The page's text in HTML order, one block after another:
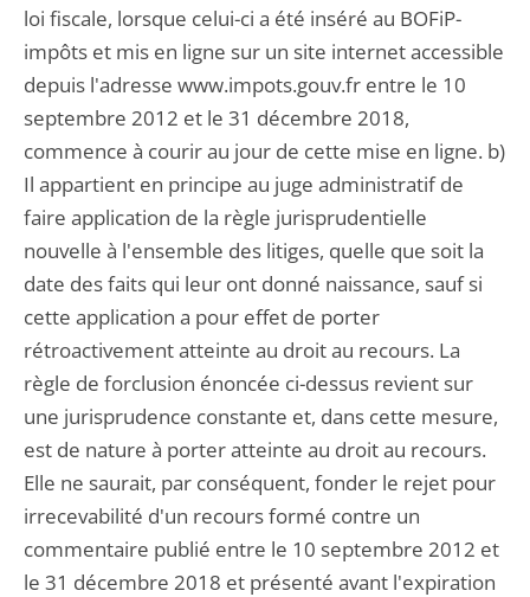
loi fiscale, lorsque celui-ci a été inséré au BOFiP-
impôts et mis en ligne sur un site internet accessible
depuis l'adresse www.impots.gouv.fr entre le 10
septembre 2012 et le 31 décembre 2018,
commence à courir au jour de cette mise en ligne. b)
Il appartient en principe au juge administratif de
faire application de la règle jurisprudentielle
nouvelle à l'ensemble des litiges, quelle que soit la
date des faits qui leur ont donné naissance, sauf si
cette application a pour effet de porter
rétroactivement atteinte au droit au recours. La
règle de forclusion énoncée ci-dessus revient sur
une jurisprudence constante et, dans cette mesure,
est de nature à porter atteinte au droit au recours.
Elle ne saurait, par conséquent, fonder le rejet pour
irrecevabilité d'un recours formé contre un
commentaire publié entre le 10 septembre 2012 et
le 31 décembre 2018 et présenté avant l'expiration